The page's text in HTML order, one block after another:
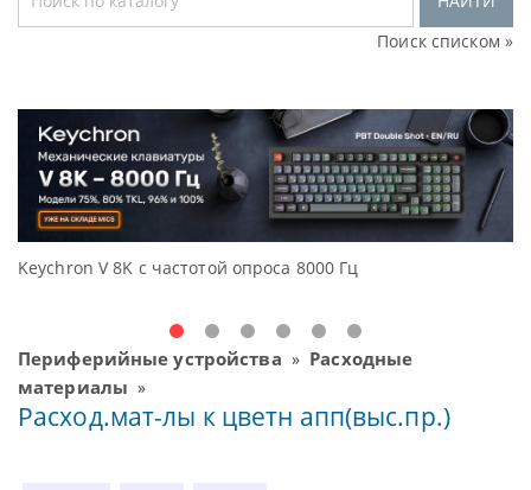
Поиск списком »
Keychron V 8K с частотой опроса 8000 Гц
Периферийные устройства » Расходные
материалы »
Расход.мат-лы к цветн апп(выс.пр.)